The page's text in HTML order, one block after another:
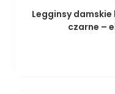
Legginsy damskie
czarne –